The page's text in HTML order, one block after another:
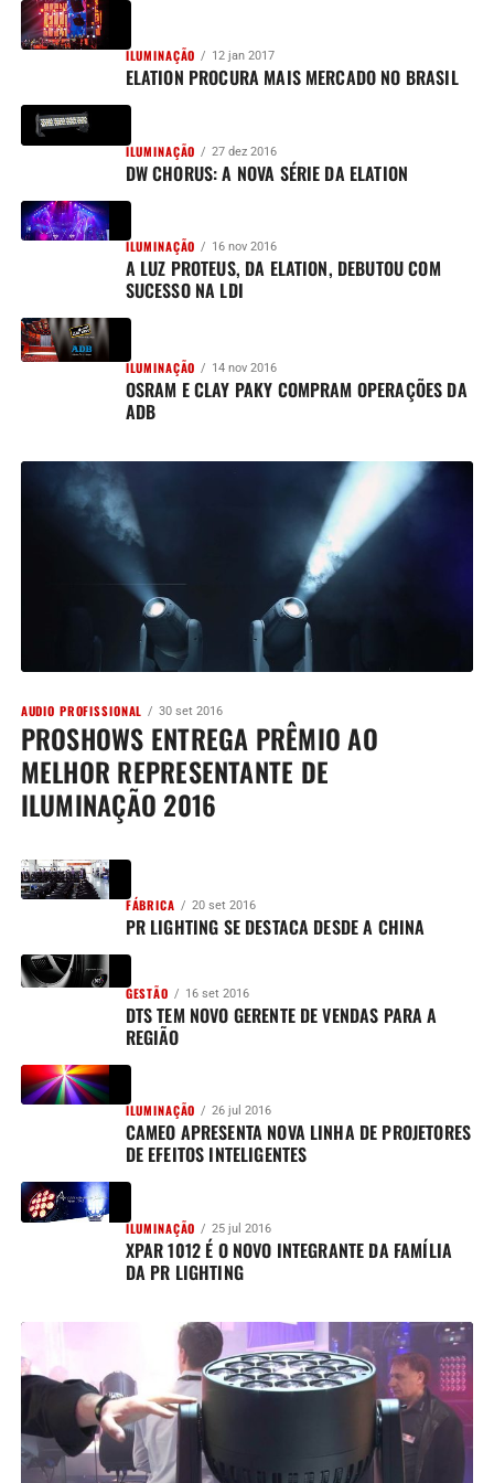
ILUMINAÇÃO 12 jan 2017
ELATION PROCURA MAIS MERCADO NO BRASIL
ILUMINAÇÃO 27 dez 2016
DW CHORUS: A NOVA SÉRIE DA ELATION
ILUMINAÇÃO 16 nov 2016
A LUZ PROTEUS, DA ELATION, DEBUTOU COM
SUCESSO NA LDI
ILUMINAÇÃO 14 nov 2016
OSRAM E CLAY PAKY COMPRAM OPERAÇÕES DA
ADB
AUDIO PROFISSIONAL 30 set 2016
PROSHOWS ENTREGA PRÊMIO AO
MELHOR REPRESENTANTE DE
ILUMINAÇÃO 2016
FÁBRICA 20 set 2016
PR LIGHTING SE DESTACA DESDE A CHINA
GESTÃO 16 set 2016
DTS TEM NOVO GERENTE DE VENDAS PARA A
REGIÃO
ILUMINAÇÃO 26 jul 2016
CAMEO APRESENTA NOVA LINHA DE PROJETORES
DE EFEITOS INTELIGENTES
ILUMINAÇÃO 25 jul 2016
XPAR 1012 É O NOVO INTEGRANTE DA FAMÍLIA
DA PR LIGHTING